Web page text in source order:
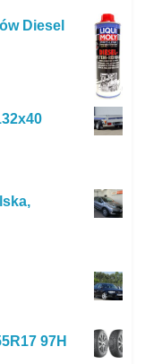
Diesel
97H